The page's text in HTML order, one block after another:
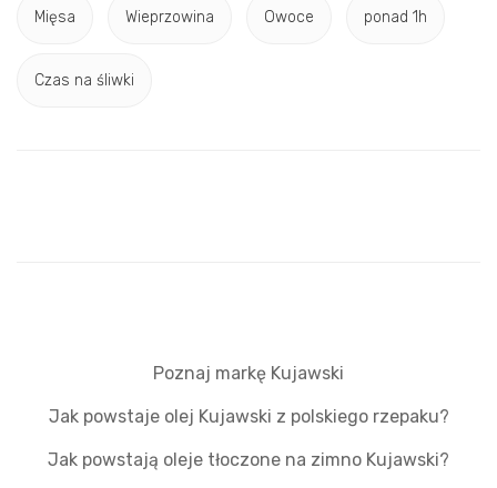
Mięsa Wieprzowina Owoce ponad 1h
Czas na śliwki
Poznaj markę Kujawski
Jak powstaje olej Kujawski z polskiego rzepaku?
Jak powstają oleje tłoczone na zimno Kujawski?